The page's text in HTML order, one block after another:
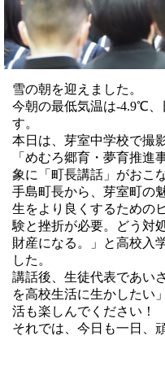
雪の朝を迎えました。
今朝の最低気温は-4.9℃
す。
本日は、芽室中学校で撮
「めむろ郷育・夢育推進
象に「町長講話」がおこ
手島町長から、芽室町の
生をより良くするための
験と挫折が必要。どう対
財産になる。」と高校入
した。
講話後、生徒代表であい
を高校生活に生かしたい
活も楽しんでください！
それでは、今日も一日、